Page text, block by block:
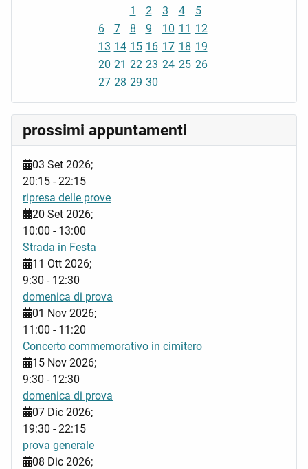
1
2 3 4
5
6
7 8 9 10 11 12
13 14 15 16 17 18 19
20 21 22 23 24 25 26
27 28 29 30
prossimi appuntamenti
03 Set 2026;
20:15 -22:15
ripresa delle prove
20 Set 2026;
10:00 - 13:00
Strada in Festa
11 Ott 2026;
9:30 - 12:30
domenica di prova
01 Nov 2026;
11:00 - 11:20
Concerto commemorativo in cimitero
15 Nov 2026;
9:30 - 12:30
domenica di prova
07 Dic 2026;
19:30 -22:15
prova generale
08 Dic 2026;